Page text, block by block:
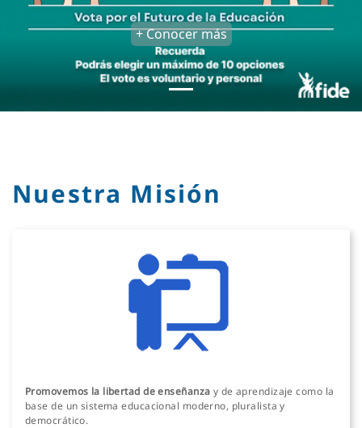
+ Conocer más
Nuestra Misión
Promovemos la libertad de enseñanza y de aprendizaje como la
base de un sistema educacional moderno, pluralista y
democrático.